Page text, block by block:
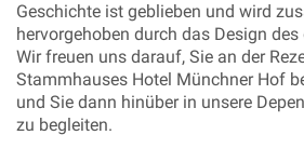
Geschichte ist geblieben und wird
hervorgehoben durch das Design
Wir freuen uns darauf, Sie an der
Stammhauses Hotel Münchner Hof
und Sie dann hinüber in unsere
zu begleiten.